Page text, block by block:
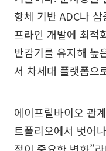
항체 기반 ADC나
프라인 개발에 최적
반감기를 유지해 높
서 차세대 플랫폼으
에이프릴바이오 관
트폴리오에서 벗어